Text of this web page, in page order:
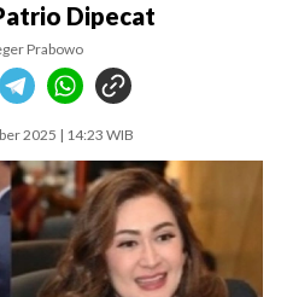
Dipecat
Prabowo
2025 | 14:23 WIB